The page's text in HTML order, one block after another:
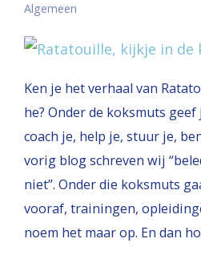
Algemeen
Ken je het verhaal van
he? Onder de koksmuts
coach je, help je, stuur je,
vorig blog schreven wij
niet”. Onder die koksmuts
vooraf, trainingen,
noem het maar op. En dan